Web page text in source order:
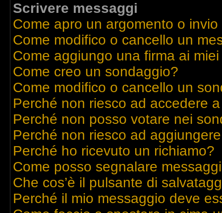
Scrivere messaggi
Come apro un argomento o
Come modifico o cancello un
Come aggiungo una firma ai
Come creo un sondaggio?
Come modifico o cancello un
Perché non riesco ad accedere
Perché non posso votare nei
Perché non riesco ad
Perché ho ricevuto un richiamo?
Come posso segnalare
Che cos’è il pulsante di
Perché il mio messaggio deve